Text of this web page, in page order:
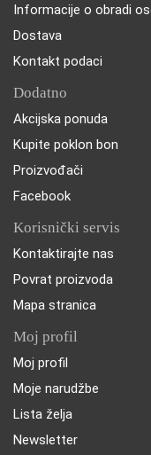
Informacije o obradi
Dostava
Kontakt podaci
Dodatno
Akcijska ponuda
Kupite poklon bon
Proizvođači
Facebook
Korisnički servis
Kontaktirajte nas
Povrat proizvoda
Mapa stranica
Moj profil
Moj profil
Moje narudžbe
Lista želja
Newsletter